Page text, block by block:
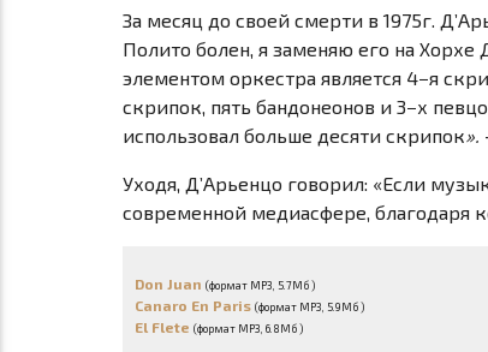
За месяц до своей смерти в 1975г.
Полито болен, я заменяю его на Хорхе
элементом оркестра является 4−я
скрипок, пять бандонеонов и 3−х
использовал больше десяти скрипок».
Уходя, Д’Aрьенцо говорил: «Если
современной медиасфере, благодаря
Don Juan (формат MP3, 5.7Mб )
Canaro En Paris (формат MP3, 5.9Mб )
El Flete (формат MP3, 6.8Mб )